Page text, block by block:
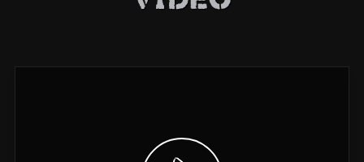
Video anzeigen